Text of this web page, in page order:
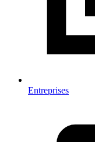
Entreprises